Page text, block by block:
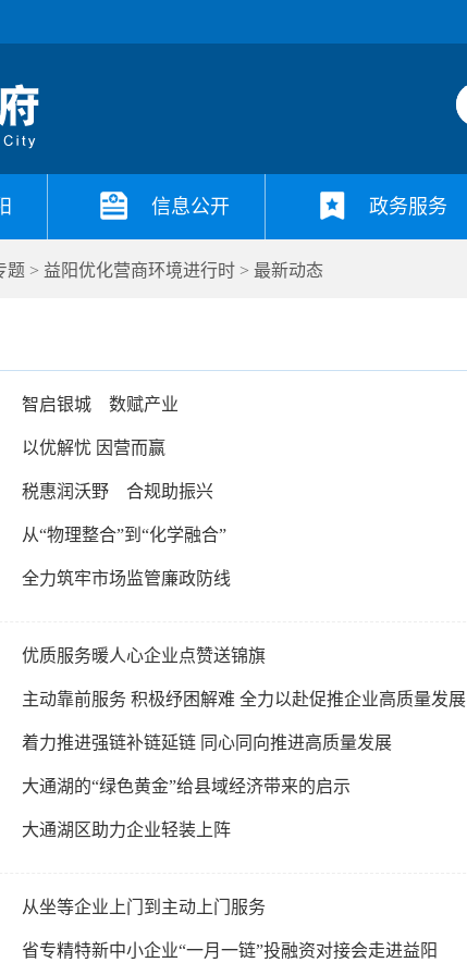
信息公开 政务服务
题 > 益阳优化营商环境进行时 > 最新动态
智启银城 数赋产业
以优解忧 因营而赢
税惠润沃野 合规助振兴
从“物理整合”到“化学融合”
全力筑牢市场监管廉政防线
优质服务暖人心企业点赞送锦旗
主动靠前服务 积极纾困解难 全力以赴促推企业高质量发展
着力推进强链补链延链 同心同向推进高质量发展
大通湖的“绿色黄金”给县域经济带来的启示
大通湖区助力企业轻装上阵
从坐等企业上门到主动上门服务
省专精特新中小企业“一月一链”投融资对接会走进益阳